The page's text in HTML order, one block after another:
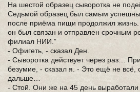
На шестой образец сыворотка не
Седьмой образец был самым
после приёма пищи продолжил жизнь.
он был связан и отправлен срочным
филиал НИИ.”
- Офигеть, - сказал Ден.
- Сыворотка действует через раз…
безумие, - сказал я. - Это ещё не всё,
дальше…
- Стой. Они же на 45 день